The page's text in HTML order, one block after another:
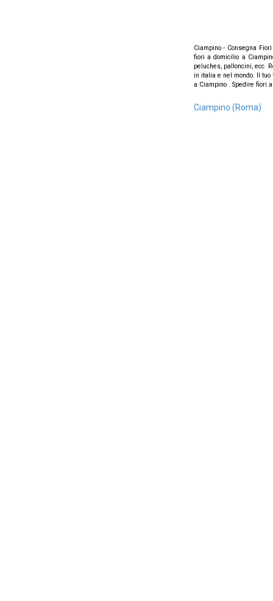
Ciampino - Consegna
fiori a domicilio a
peluches, palloncini, ecc.
in italia e nel mondo. Il
a Ciampino . Spedire fiori
Ciampino (Roma)